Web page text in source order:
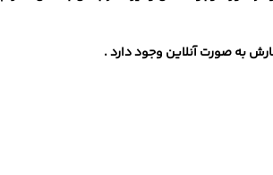
به صورت آنلاین وجود دارد .